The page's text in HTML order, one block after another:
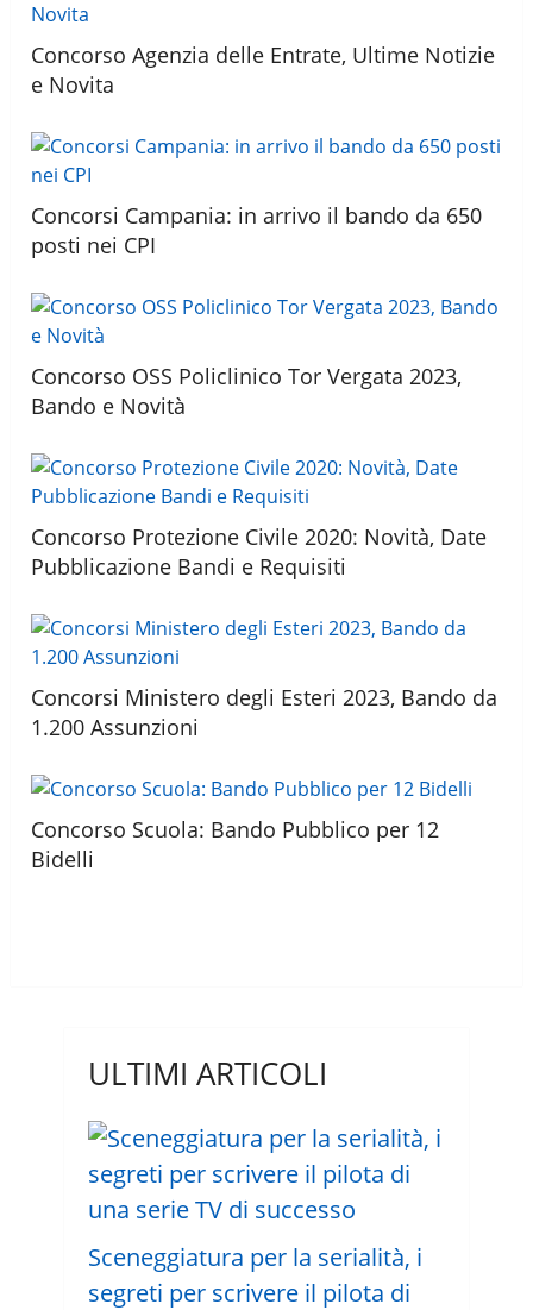
Concorso Agenzia delle Entrate, Ultime Notizie
e Novita
Concorsi Campania: in arrivo il bando da 650
posti nei CPI
Concorso OSS Policlinico Tor Vergata 2023,
Bando e Novità
Concorso Protezione Civile 2020: Novità, Date
Pubblicazione Bandi e Requisiti
Concorsi Ministero degli Esteri 2023, Bando da
1.200 Assunzioni
Concorso Scuola: Bando Pubblico per 12
Bidelli
ULTIMI ARTICOLI
Sceneggiatura per la serialità, i
segreti per scrivere il pilota di